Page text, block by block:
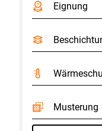
Eignung
Musterung